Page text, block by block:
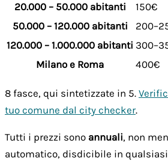
20.000 – 50.000 abitanti
150€
50.000 – 120.000 abitanti
120.000 – 1.000.000 abitanti
Milano e Roma
400€
8 fasce, qui sintetizzate in 5.
tuo comune dal city checker.
Tutti i prezzi sono annuali, non
automatico, disdicibile in